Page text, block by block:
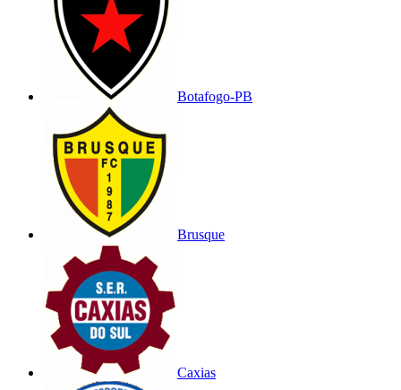
Botafogo-PB
Brusque
Caxias